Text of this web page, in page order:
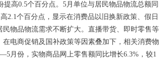
高0.5个百分点。5月单位与居民物品物流总额同
2.1个百分点，显示在消费品以旧换新政策、假日
民物品物流需求不断扩大。直播带货、即时零售等
在电商促销及国补政策等因素叠加下，相关消费物
月份，实物商品网上零售额同比增长6.3%，较1